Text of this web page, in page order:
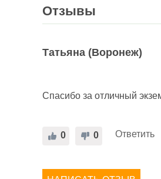
Отзывы
Татьяна (Воронеж)
Спасибо за отличный
0
0 Ответить